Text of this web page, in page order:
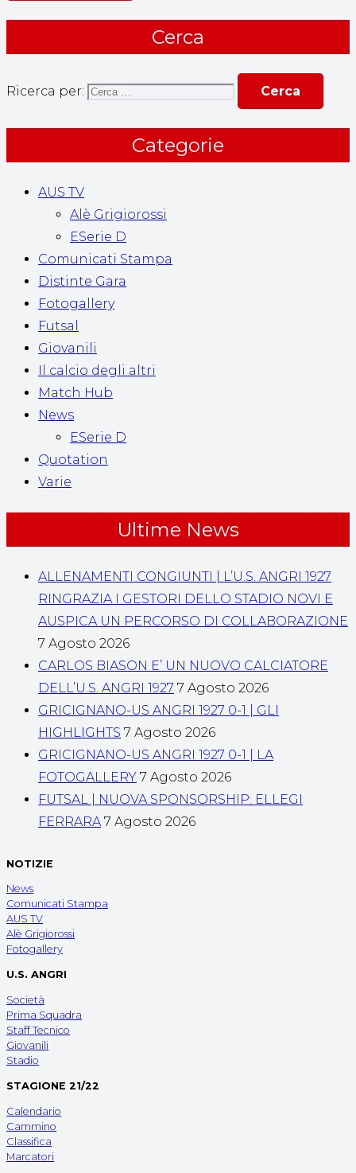
Cerca
Ricerca per:
Categorie
AUS TV
Alè Grigiorossi
ESerie D
Comunicati Stampa
Distinte Gara
Fotogallery
Futsal
Giovanili
Il calcio degli altri
Match Hub
News
ESerie D
Quotation
Varie
Ultime News
ALLENAMENTI CONGIUNTI | L’U.S. ANGRI 1927
RINGRAZIA I GESTORI DELLO STADIO NOVI E
AUSPICA UN PERCORSO DI COLLABORAZIONE
7 Agosto 2026
CARLOS BIASON E’ UN NUOVO CALCIATORE
DELL’U.S. ANGRI 1927 7 Agosto 2026
GRICIGNANO-US ANGRI 1927 0-1 | GLI
HIGHLIGHTS 7 Agosto 2026
GRICIGNANO-US ANGRI 1927 0-1 | LA
FOTOGALLERY 7 Agosto 2026
FUTSAL | NUOVA SPONSORSHIP: ELLEGI
FERRARA 7 Agosto 2026
NOTIZIE
News
Comunicati Stampa
AUS TV
Alè Grigiorossi
Fotogallery
U.S. ANGRI
Società
Prima Squadra
Staff Tecnico
Giovanili
Stadio
STAGIONE 21/22
Calendario
Cammino
Classifica
Marcatori